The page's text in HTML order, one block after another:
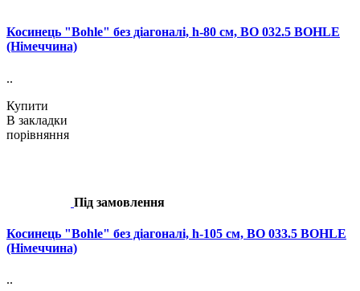
Косинець "Bohle" без діагоналі, h-80 см, BO 032.5 BOHLE
(Німеччина)
..
Купити
В закладки
порівняння
Під замовлення
Косинець "Bohle" без діагоналі, h-105 см, BO 033.5 BOHLE
(Німеччина)
..